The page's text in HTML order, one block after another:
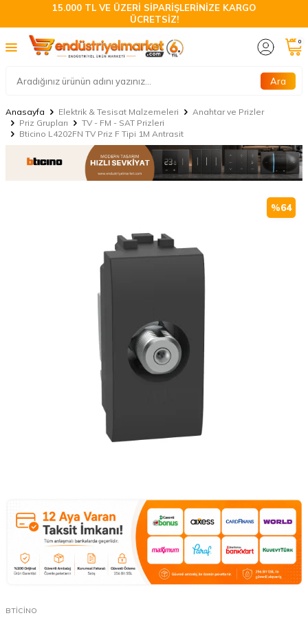
15.000 TL VE ÜZERİ SİPARİŞLERİNİZE KARGO
ÜCRETSİZ!
Ara
0
Anasayfa Elektrik & Tesisat Malzemeleri
Anahtar ve Prizler
Priz Grupları
TV - FM - SAT Prizleri
Bticino L4202FN TV Priz F Tipi 1M Antrasit
%64
BTİCİNO